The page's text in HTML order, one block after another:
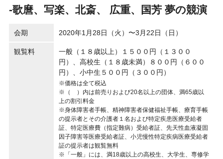
-歌麿、写楽、北斎、 広重、国芳 夢の競演
会期 2020年1月28日（火）〜3月22日（日）
観覧料
一般（１８歳以上）１５００円（１３００
円）、高校生（１８歳未満）８００円（６００
円）、小中生５００円（３００円）
※価格は全て税込
※（ ）内は前売りおよび20名以上の団体、満65歳以
上の割引料金
※身体障害者手帳、精神障害者保健福祉手帳、療育手帳
の提示者とその介護者１名および特定疾患医療受給者
証、特定医療費（指定難病）受給者証、先天性血液凝固
因子障害等医療受給者証、小児慢性特定疾病医療受給者
証の提示者は観覧無料
※「一般」には、満18歳以上の高校生、大学生、専修学